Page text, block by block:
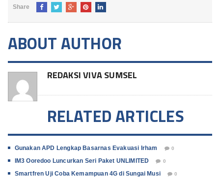
Share
ABOUT AUTHOR
REDAKSI VIVA SUMSEL
RELATED ARTICLES
Gunakan APD Lengkap Basarnas Evakuasi Irham 0
IM3 Ooredoo Luncurkan Seri Paket UNLIMITED 0
Smartfren Uji Coba Kemampuan 4G di Sungai Musi 0